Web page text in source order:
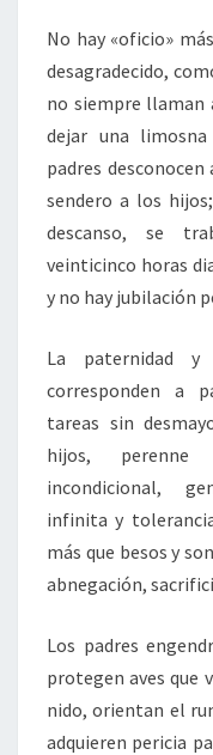
No hay «oficio»
desagradecido,
no siempre llaman
dejar una
padres
sendero a los
descanso, se
veinticinco horas
y no hay jubilación
La paternidad y
corresponden a
tareas sin
hijos, perenne
incondicional,
infinita y
más que besos y
abnegación,
Los padres
protegen aves que
nido, orientan el
adquieren pericia